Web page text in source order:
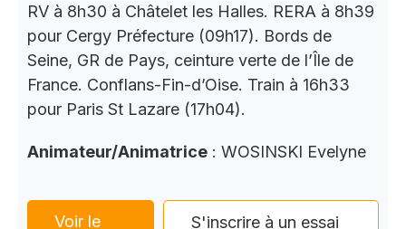
RV à 8h30 à Châtelet les Halles. RERA à 8h39
pour Cergy Préfecture (09h17). Bords de
Seine, GR de Pays, ceinture verte de l’Île de
France. Conflans-Fin-d’Oise. Train à 16h33
pour Paris St Lazare (17h04).
Animateur/Animatrice : WOSINSKI Evelyne
Voir le
S'inscrire à un essai